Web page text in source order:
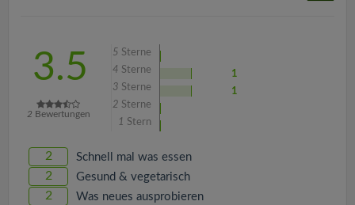
3.5
2 Bewertungen
5 Sterne
4 Sterne
1
3 Sterne
1
2 Sterne
1 Stern
2 Schnell mal was essen
2 Gesund & vegetarisch
2 Was neues ausprobieren